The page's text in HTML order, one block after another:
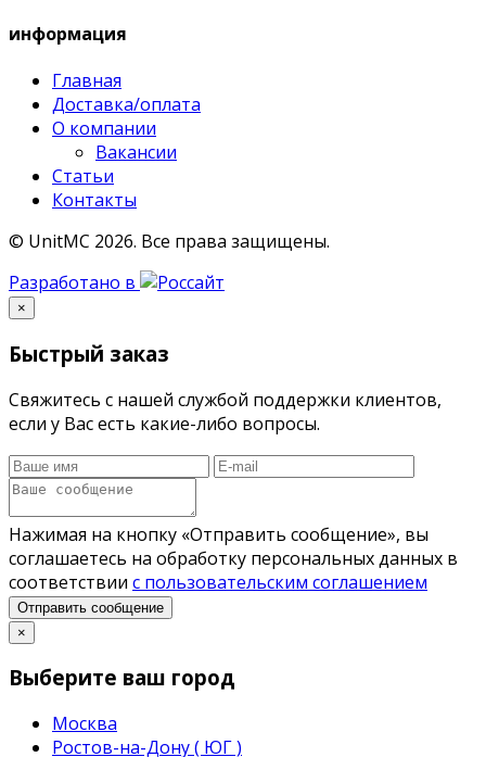
информация
Главная
Доставка/оплата
О компании
Вакансии
Статьи
Контакты
© UnitMC 2026. Все права защищены.
Разработано в
×
Быстрый заказ
Свяжитесь с нашей службой поддержки клиентов,
если у Вас есть какие-либо вопросы.
Нажимая на кнопку «Отправить сообщение», вы
соглашаетесь на обработку персональных данных в
соответствии с пользовательским соглашением
Отправить сообщение
×
Выберите ваш город
Москва
Ростов-на-Дону ( ЮГ )